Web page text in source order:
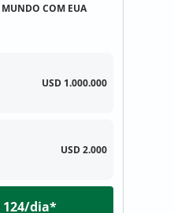
COM EUA
USD 1.000.000
USD 2.000
124/dia*